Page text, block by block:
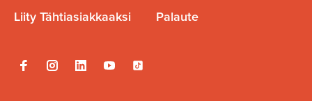
Liity Tähtiasiakkaaksi Palaute